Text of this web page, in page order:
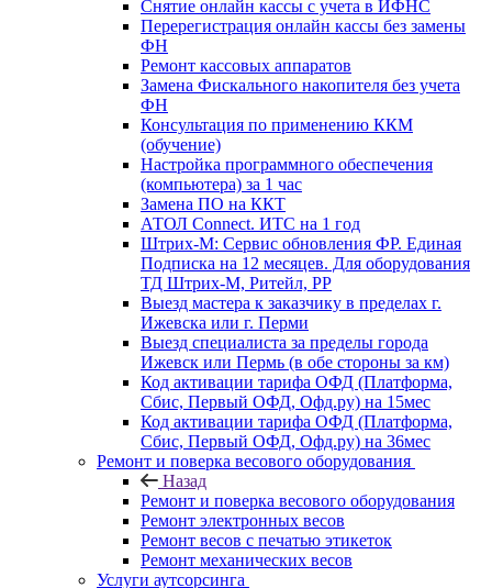
Снятие онлайн кассы с учета в ИФНС
Перерегистрация онлайн кассы без замены
ФН
Ремонт кассовых аппаратов
Замена Фискального накопителя без учета
ФН
Консультация по применению ККМ
(обучение)
Настройка программного обеспечения
(компьютера) за 1 час
Замена ПО на ККТ
АТОЛ Connect. ИТС на 1 год
Штрих-М: Сервис обновления ФР. Единая
Подписка на 12 месяцев. Для оборудования
ТД Штрих-М, Ритейл, РР
Выезд мастера к заказчику в пределах г.
Ижевска или г. Перми
Выезд специалиста за пределы города
Ижевск или Пермь (в обе стороны за км)
Код активации тарифа ОФД (Платформа,
Сбис, Первый ОФД, Офд.ру) на 15мес
Код активации тарифа ОФД (Платформа,
Сбис, Первый ОФД, Офд.ру) на 36мес
Ремонт и поверка весового оборудования
Назад
Ремонт и поверка весового оборудования
Ремонт электронных весов
Ремонт весов с печатью этикеток
Ремонт механических весов
Услуги аутсорсинга